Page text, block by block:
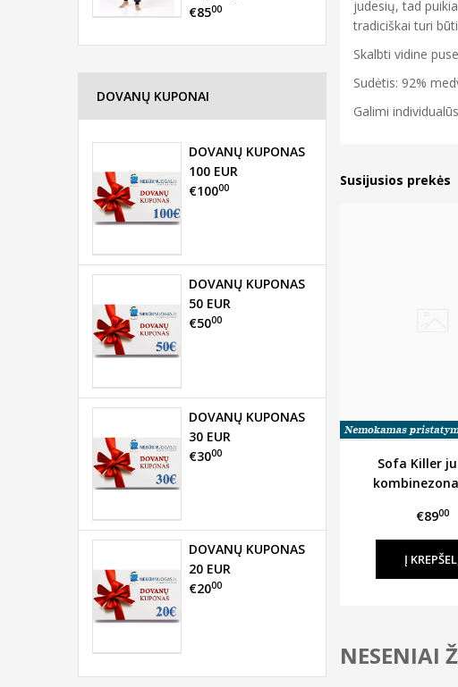
judesių, tad
tradiciškai turi
Skalbti vidine
Sudėtis: 92%
Galimi
Susijusios prekės
Sofa Killer
€8900
NESENIAI
€8500
DOVANŲ KUPONAI
DOVANŲ KUPONAS
100 EUR
€10000
DOVANŲ KUPONAS
50 EUR
€5000
DOVANŲ KUPONAS
30 EUR
€3000
DOVANŲ KUPONAS
20 EUR
€2000